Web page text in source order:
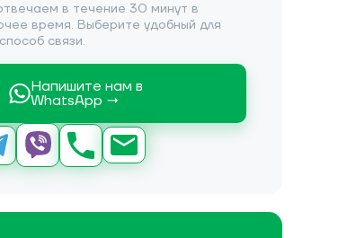
в течение 30 минут в
время. Выберите удобный для
связи.
Напишите нам в
WhatsApp →